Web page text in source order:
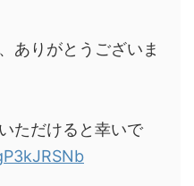
ありがとうございま
ただけると幸いで